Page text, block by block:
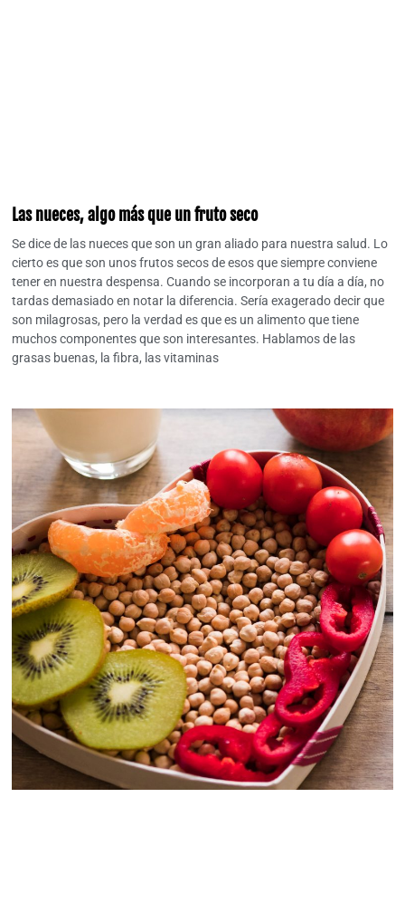
Las nueces, algo más que un fruto seco
Se dice de las nueces que son un gran aliado para nuestra salud. Lo
cierto es que son unos frutos secos de esos que siempre conviene
tener en nuestra despensa. Cuando se incorporan a tu día a día, no
tardas demasiado en notar la diferencia. Sería exagerado decir que
son milagrosas, pero la verdad es que es un alimento que tiene
muchos componentes que son interesantes. Hablamos de las
grasas buenas, la fibra, las vitaminas